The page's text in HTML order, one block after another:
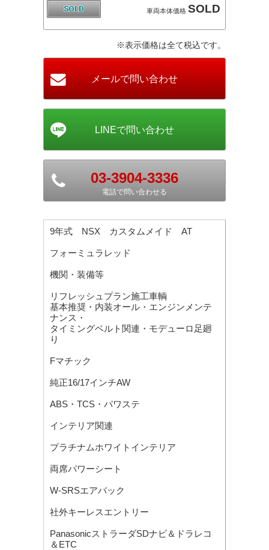
車両本体価格 SOLD
※表示価格は全て税込です。
03-3904-3336
電話で問い合わせる
9年式 NSX カスタムメイド AT
フォーミュラレッド
機関・装備等
リフレッシュプラン施工車輌
基本推奨・内装オール・エンジンメンテ
ナンス・
タイミングベルト関連・モデューロ足廻
り
Fマチック
純正16/17インチAW
ABS・TCS・パワステ
インテリア関連
プラチナムホワイトインテリア
両席パワーシート
W-SRSエアバック
社外キーレスエントリー
PanasonicストラーダSDナビ＆ドラレコ
＆ETC